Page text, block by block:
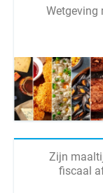
Wetgeving
Zijn
fiscaal